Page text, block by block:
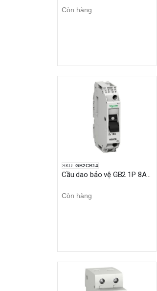
Còn hàng
SKU: GB2CB14
Cầu dao bảo vệ GB2 1P 8A 1.5KA
Còn hàng